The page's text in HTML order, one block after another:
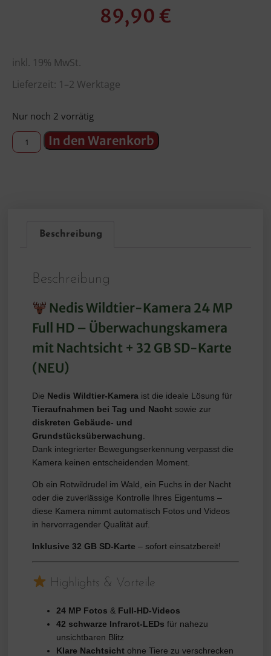
89,90 €
inkl. 19% MwSt.
Lieferzeit: 1–2 Werktage
Nur noch 2 vorrätig
In den Warenkorb
Beschreibung
Beschreibung
Nedis Wildtier-Kamera 24 MP
Full HD – Überwachungskamera
mit Nachtsicht + 32 GB SD-Karte
(NEU)
Die Nedis Wildtier-Kamera ist die ideale Lösung für
Tieraufnahmen bei Tag und Nacht sowie zur
diskreten Gebäude- und
Grundstücksüberwachung
Dank integrierter Bewegungserkennung verpasst die
Kamera keinen entscheidenden Moment.
Ob ein Rotwildrudel im Wald, ein Fuchs in der Nacht
oder die zuverlässige Kontrolle Ihres Eigentums –
diese Kamera nimmt automatisch Fotos und Videos
in hervorragender Qualität auf.
Inklusive 32 GB SD-Karte – sofort einsatzbereit!
Highlights & Vorteile
24 MP Fotos & Full-HD-Videos
42 schwarze Infrarot-LEDs für nahezu
unsichtbaren Blitz
Klare Nachtsicht ohne Tiere zu verschrecken